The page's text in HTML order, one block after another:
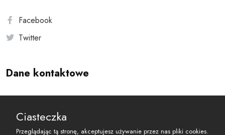
Facebook
Twitter
Dane kontaktowe
reset@resetobywatelski.pl
Ciasteczka
Przeglądając tą stronę, akceptujesz używanie przez nas pliki cookies.